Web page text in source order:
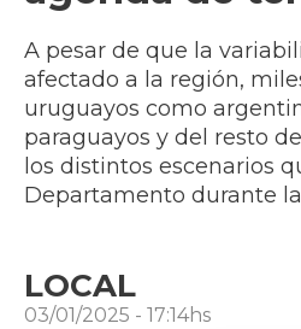
A pesar de que la
afectado a la región,
uruguayos como
paraguayos y del resto
los distintos escenarios
Departamento durante
LOCAL
03/01/2025 - 17:14hs